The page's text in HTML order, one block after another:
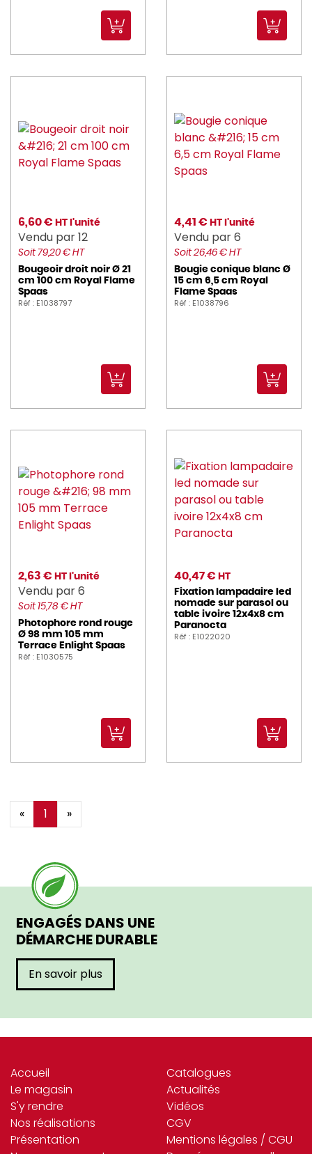
6,60 € HT l'unité
Vendu par 12
Soit 79,20 € HT
Bougeoir droit noir Ø 21
cm 100 cm Royal Flame
Spaas
Réf : E1038797
4,41 € HT l'unité
Vendu par 6
Soit 26,46 € HT
Bougie conique blanc Ø
15 cm 6,5 cm Royal
Flame Spaas
Réf : E1038796
2,63 € HT l'unité
Vendu par 6
Soit 15,78 € HT
Photophore rond rouge
Ø 98 mm 105 mm
Terrace Enlight Spaas
Réf : E1030575
40,47 € HT
Fixation lampadaire led
nomade sur parasol ou
table ivoire 12x4x8 cm
Paranocta
Réf : E1022020
« 1 »
ENGAGÉS DANS UNE
DÉMARCHE DURABLE
En savoir plus
Accueil
Le magasin
S'y rendre
Nos réalisations
Présentation
Catalogues
Actualités
Vidéos
CGV
Mentions légales / CGU